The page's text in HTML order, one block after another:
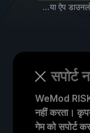
...या ऐप
सपोर्ट
WeMod
नहीं करता।
गेम को सपोर्ट